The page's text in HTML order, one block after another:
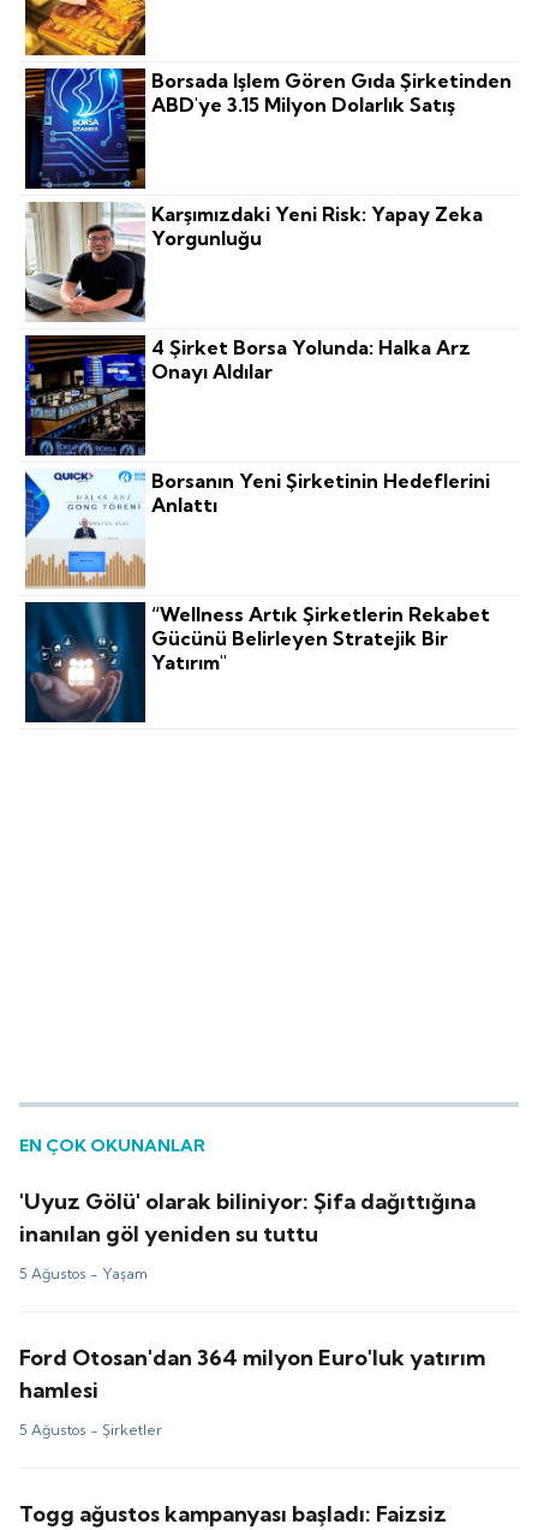
Borsada Işlem Gören Gıda Şirketinden
ABD'ye 3.15 Milyon Dolarlık Satış
Karşımızdaki Yeni Risk: Yapay Zeka
Yorgunluğu
4 Şirket Borsa Yolunda: Halka Arz
Onayı Aldılar
Borsanın Yeni Şirketinin Hedeflerini
Anlattı
“Wellness Artık Şirketlerin Rekabet
Gücünü Belirleyen Stratejik Bir
Yatırım"
EN ÇOK OKUNANLAR
'Uyuz Gölü' olarak biliniyor: Şifa dağıttığına
inanılan göl yeniden su tuttu
5 Ağustos - Yaşam
Ford Otosan'dan 364 milyon Euro'luk yatırım
hamlesi
5 Ağustos -Şirketler
Togg ağustos kampanyası başladı: Faizsiz